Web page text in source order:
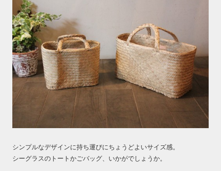
シンプルなデザインに持ち運びにちょうどよいサイズ感。
シーグラスのトートかごバッグ、いかがでしょうか。